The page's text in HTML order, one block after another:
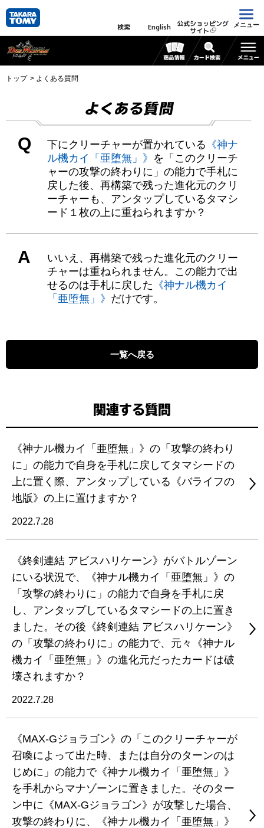
検索 English 公式ショッピング
サイト
メニュー
トップ よくある質問
よくある質問
Q 下にクリーチャーが置かれている 《神ナ
ル機カイ「亜堕無」》 を「このクリーチ
ャーの攻撃の終わりに」の能力で手札に
戻した後、再構築で残った進化元のクリ
ーチャーも、アンタップしているタマシ
ード１枚の上に重ねられますか？
A
いいえ、再構築で残った進化元のクリー
チャーは重ねられません。この能力で出
せるのは手札に戻した 《神ナル機カイ
「亜堕無」》 だけです。
一覧へ戻る
関連する質問
《神ナル機カイ「亜堕無」》の「攻撃の終わり
に」の能力で自身を手札に戻してタマシードの
上に置く際、アンタップしている《バライフの
地版》の上に置けますか？
2022.7.28
《終剣連結 アビスハリケーン》がバトルゾーン
にいる状況で、《神ナル機カイ「亜堕無」》の
「攻撃の終わりに」の能力で自身を手札に戻
し、アンタップしているタマシードの上に置き
ました。その後《終剣連結 アビスハリケーン》
の「攻撃の終わりに」の能力で、元々《神ナル
機カイ「亜堕無」》の進化元だったカードは破
壊されますか？
2022.7.28
《MAX-Gジョラゴン》の「このクリーチャーが
召喚によって出た時、または自分のターンのは
じめに」の能力で《神ナル機カイ「亜堕無」》
を手札からマナゾーンに置きました。そのター
ン中に《MAX-Gジョラゴン》が攻撃した場合、
攻撃の終わりに、《神ナル機カイ「亜堕無」》